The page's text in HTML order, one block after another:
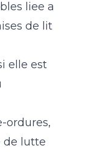
liee a
de lit
elle est
ordures,
de lutte